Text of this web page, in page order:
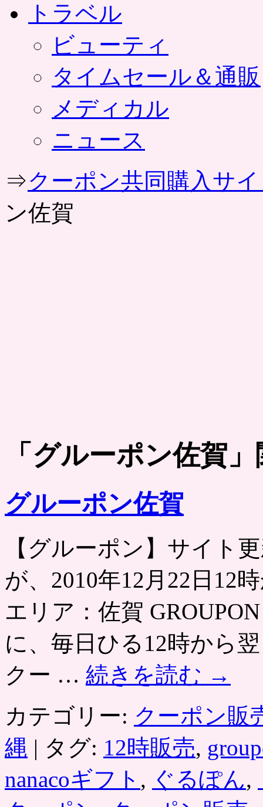
トラベル
ビューティ
タイムセール＆通販
メディカル
ニュース
⇒クーポン共同購入サ
ン佐賀
「 グルーポン佐賀
グルーポン佐賀
【グルーポン】サイト
が、2010年12月22日12
エリア：佐賀
に、毎日ひる12時から
クー … 続きを読む →
カテゴリー: クーポン販
縄 | タグ: 12時販売,
nanacoギフト , ぐるぽん,